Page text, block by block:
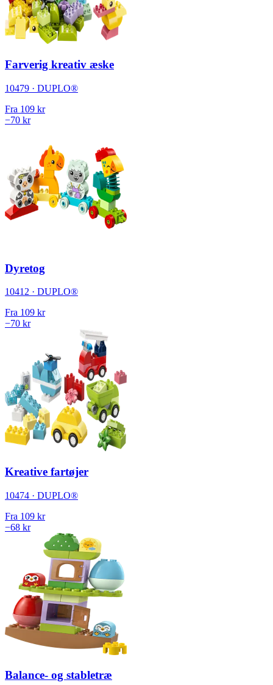
Farverig kreativ æske
10479 · DUPLO®
Fra 109 kr
−70 kr
Dyretog
10412 · DUPLO®
Fra 109 kr
−70 kr
Kreative fartøjer
10474 · DUPLO®
Fra 109 kr
−68 kr
Balance- og stabletræ